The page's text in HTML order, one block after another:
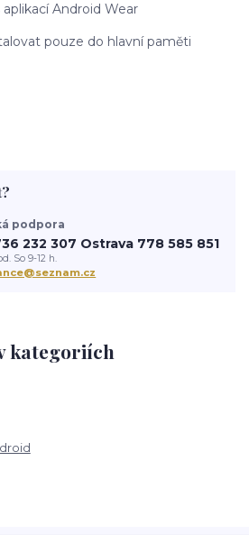
Android Wear
pouze do hlavní paměti
kategoriích
podpora
232 307 Ostrava 778 585 851
So 9-12 h.